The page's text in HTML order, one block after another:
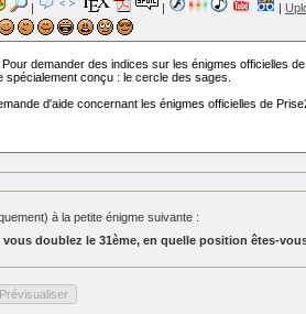
| | |
à la petite énigme suivante :
vous doublez le 31ème, en quelle position êtes-